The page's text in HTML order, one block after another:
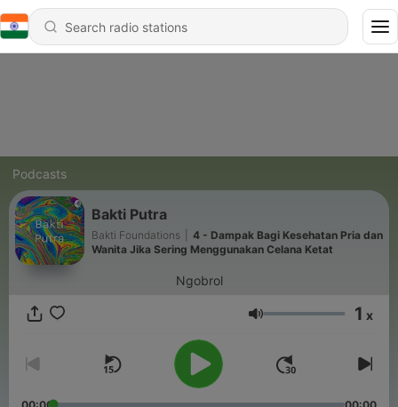
Podcasts
Bakti Putra
Bakti Foundations
4 - Dampak Bagi Kesehatan Pria dan
Wanita Jika Sering Menggunakan Celana Ketat
Ngobrol
Volume 1 x